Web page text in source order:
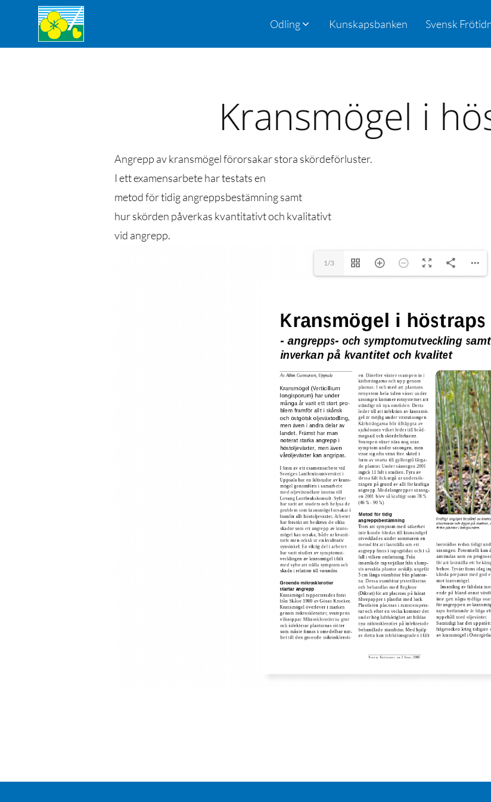
Odling Kunskapsbanken Svensk
Kransmögel i
Angrepp av kransmögel förorsakar stora skördeförluster.
I ett examensarbete har testats en
metod för tidig angreppsbestämning samt
hur skörden påverkas kvantitativt och kvalitativt
vid angrepp.
1/3